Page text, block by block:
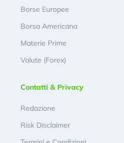
Borse Europee
Borsa Americana
Materie Prime
Valute (Forex)
Contatti & Privacy
Redazione
Risk Disclaimer